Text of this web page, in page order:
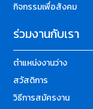
กิจกรรมเพื่อสังคม
ร่วมงานกับเรา
ตำแหน่งงานว่าง
สวัสดิการ
วิธีการสมัครงาน